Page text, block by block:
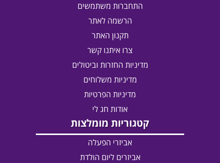
התחברות משתמשים
הרשמה לאתר
תקנון האתר
צרו איתנו קשר
מדיניות החזרות וביטולים
מדיניות משלוחים
מדיניות הפרטיות
אודות חג לי
קטגוריות מומלצות
אביזרי הפעלה
אביזרים ליום הולדת